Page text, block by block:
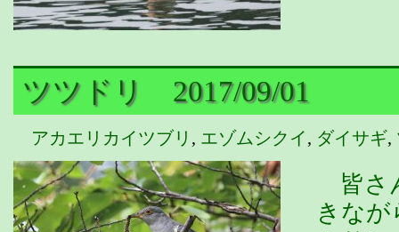
ツツドリ 2017/09/01
アカエリカイツブリ , エゾムシクイ, ダイサギ,
皆さ
きなが